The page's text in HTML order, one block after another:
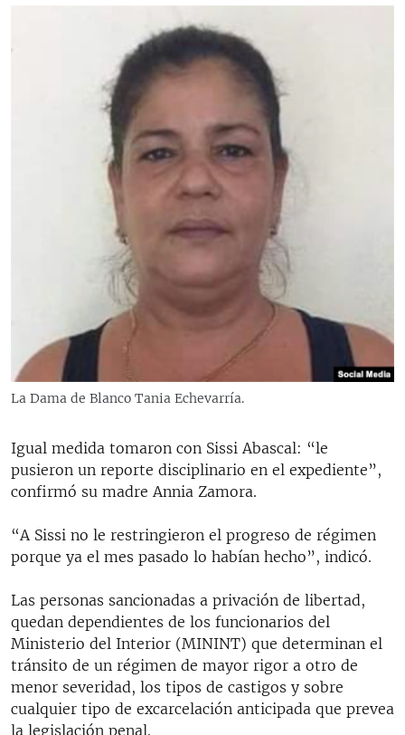
La Dama de Blanco Tania Echevarría.
Igual medida tomaron con Sissi Abascal: “le
pusieron un reporte disciplinario en el expediente”,
confirmó su madre Annia Zamora.
“A Sissi no le restringieron el progreso de régimen
porque ya el mes pasado lo habían hecho”, indicó.
Las personas sancionadas a privación de libertad,
quedan dependientes de los funcionarios del
Ministerio del Interior (MININT) que determinan el
tránsito de un régimen de mayor rigor a otro de
menor severidad, los tipos de castigos y sobre
cualquier tipo de excarcelación anticipada que prevea
la legislación penal.